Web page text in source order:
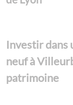
Investir dans
neuf à
patrimoine